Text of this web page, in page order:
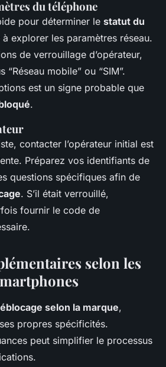
du téléphone
pour déterminer le statut du
explorer les paramètres réseau.
de verrouillage d’opérateur,
“Réseau mobile” ou “SIM”.
est un signe probable que
.
contacter l’opérateur initial est
Préparez vos identifiants de
questions spécifiques afin de
. S’il était verrouillé,
fournir le code de
selon les
selon la marque,
propres spécificités.
peut simplifier le processus